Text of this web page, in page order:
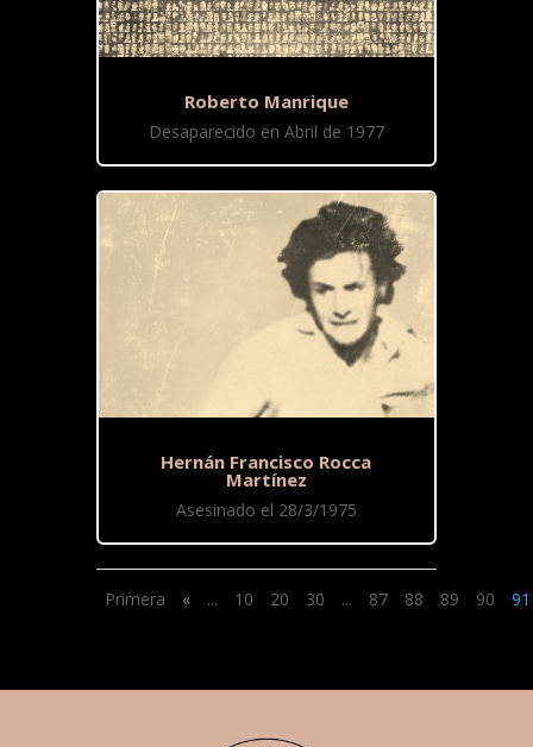
Roberto Manrique
Desaparecido en Abril de 1977
Hernán Francisco Rocca
Martínez
Asesinado el 28/3/1975
Primera « ... 10 20 30 ... 87 88 89 90 91